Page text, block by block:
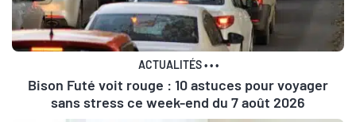
ACTUALITÉS•••
Bison Futé voit rouge : 10 astuces pour voyager
sans stress ce week-end du 7 août 2026